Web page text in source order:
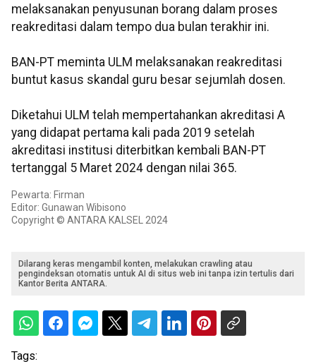
melaksanakan penyusunan borang dalam proses
reakreditasi dalam tempo dua bulan terakhir ini.
BAN-PT meminta ULM melaksanakan reakreditasi
buntut kasus skandal guru besar sejumlah dosen.
Diketahui ULM telah mempertahankan akreditasi A
yang didapat pertama kali pada 2019 setelah
akreditasi institusi diterbitkan kembali BAN-PT
tertanggal 5 Maret 2024 dengan nilai 365.
Pewarta: Firman
Editor: Gunawan Wibisono
Copyright © ANTARA KALSEL 2024
Dilarang keras mengambil konten, melakukan crawling atau
pengindeksan otomatis untuk AI di situs web ini tanpa izin tertulis dari
Kantor Berita ANTARA.
Tags: